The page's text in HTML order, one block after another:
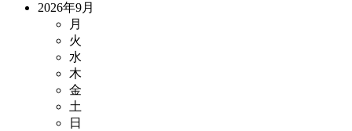
2026年9月
月
火
水
木
金
土
日